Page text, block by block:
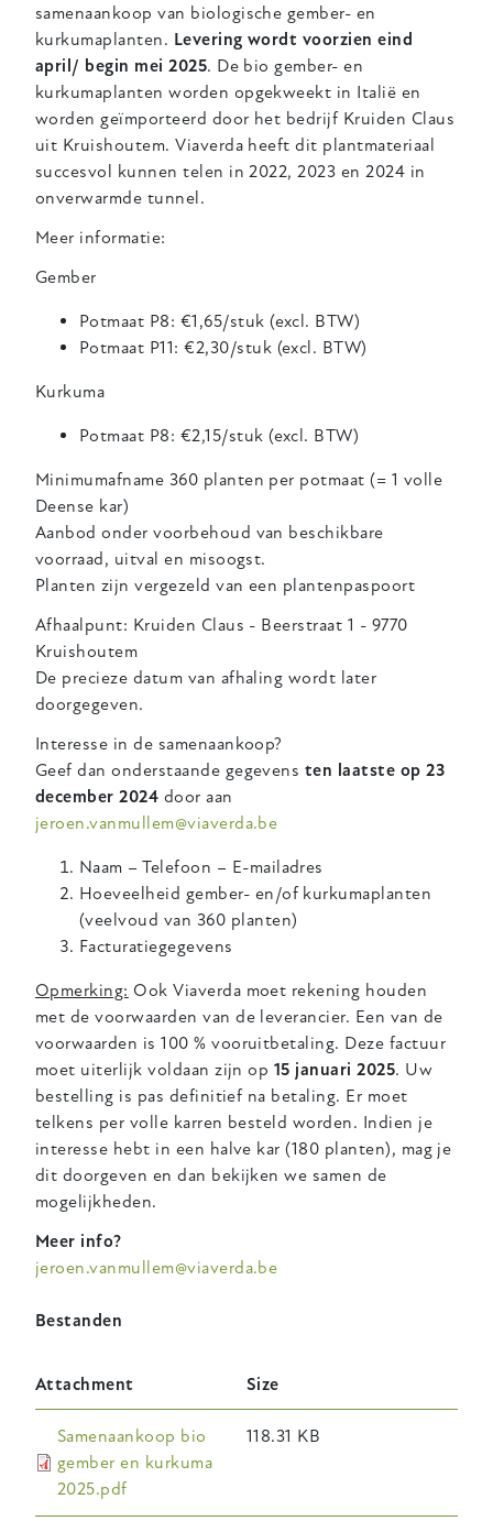
samenaankoop van biologische gember- en
kurkumaplanten. Levering wordt voorzien eind
april/ begin mei 2025. De bio gember- en
kurkumaplanten worden opgekweekt in Italië en
worden geïmporteerd door het bedrijf Kruiden Claus
uit Kruishoutem. Viaverda heeft dit plantmateriaal
succesvol kunnen telen in 2022, 2023 en 2024 in
onverwarmde tunnel.
Meer informatie:
Gember
Potmaat P8: €1,65/stuk (excl. BTW)
Potmaat P11: €2,30/stuk (excl. BTW)
Kurkuma
Potmaat P8: €2,15/stuk (excl. BTW)
Minimumafname 360 planten per potmaat (= 1 volle
Deense kar)
Aanbod onder voorbehoud van beschikbare
voorraad, uitval en misoogst.
Planten zijn vergezeld van een plantenpaspoort
Afhaalpunt: Kruiden Claus - Beerstraat 1 - 9770
Kruishoutem
De precieze datum van afhaling wordt later
doorgegeven.
Interesse in de samenaankoop?
Geef dan onderstaande gegevens ten laatste op 23
december 2024 door aan
jeroen.vanmullem@viaverda.be
Naam – Telefoon – E-mailadres
Hoeveelheid gember- en/of kurkumaplanten
(veelvoud van 360 planten)
Facturatiegegevens
Opmerking: Ook Viaverda moet rekening houden
met de voorwaarden van de leverancier. Een van de
voorwaarden is 100 % vooruitbetaling. Deze factuur
moet uiterlijk voldaan zijn op 15 januari 2025. Uw
bestelling is pas definitief na betaling. Er moet
telkens per volle karren besteld worden. Indien je
interesse hebt in een halve kar (180 planten), mag je
dit doorgeven en dan bekijken we samen de
mogelijkheden.
Meer info?
jeroen.vanmullem@viaverda.be
Bestanden
Attachment Size
Samenaankoop bio
gember en kurkuma
2025.pdf
118.31 KB